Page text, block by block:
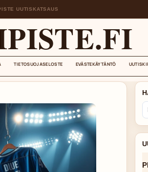
UUTISKATSAUS
TIETOSUOJASELOSTE EVÄSTEKÄYTÄNTÖ